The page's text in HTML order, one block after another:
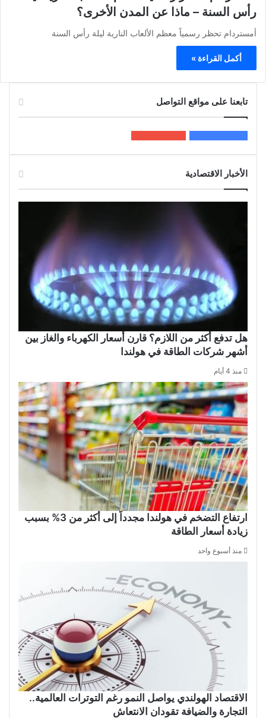
رأس السنة – ماذا عن المدن الأخرى؟
أمستردام تحظر رسمياً معظم الألعاب النارية ليلة رأس السنة
أكمل القراءة »
تابعنا على مواقع التواصل
الأخبار الاقتصادية
هل تدفع أكثر من اللازم؟ قارن أسعار الكهرباء والغاز بين
أشهر شركات الطاقة في هولندا
منذ 4 أيام
ارتفاع التضخم في هولندا مجدداً إلى أكثر من 3% بسبب
زيادة أسعار الطاقة
منذ أسبوع واحد
الاقتصاد الهولندي يواصل النمو رغم التوترات العالمية..
التجارة والضيافة تقودان الانتعاش